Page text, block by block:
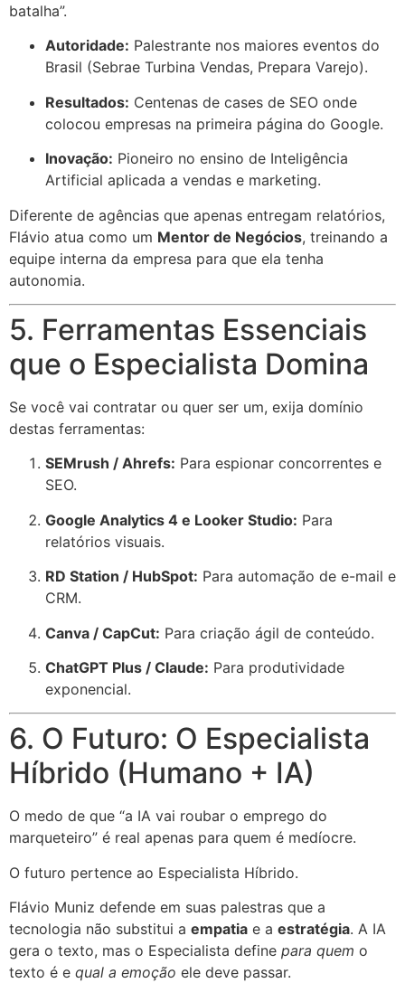
batalha”.
Autoridade: Palestrante nos maiores eventos do
Brasil (Sebrae Turbina Vendas, Prepara Varejo).
Resultados: Centenas de cases de SEO onde
colocou empresas na primeira página do Google.
Inovação: Pioneiro no ensino de Inteligência
Artificial aplicada a vendas e marketing.
Diferente de agências que apenas entregam relatórios,
Flávio atua como um Mentor de Negócios, treinando a
equipe interna da empresa para que ela tenha
autonomia.
5. Ferramentas Essenciais
que o Especialista Domina
Se você vai contratar ou quer ser um, exija domínio
destas ferramentas:
SEMrush / Ahrefs: Para espionar concorrentes e
SEO.
Google Analytics 4 e Looker Studio: Para
relatórios visuais.
RD Station / HubSpot: Para automação de e-mail e
CRM.
Canva / CapCut: Para criação ágil de conteúdo.
ChatGPT Plus / Claude: Para produtividade
exponencial.
6. O Futuro: O Especialista
Híbrido (Humano + IA)
O medo de que “a IA vai roubar o emprego do
marqueteiro” é real apenas para quem é medíocre.
O futuro pertence ao Especialista Híbrido.
Flávio Muniz defende em suas palestras que a
tecnologia não substitui a empatia e a estratégia. A IA
gera o texto, mas o Especialista define para quem o
texto é e qual a emoção ele deve passar.